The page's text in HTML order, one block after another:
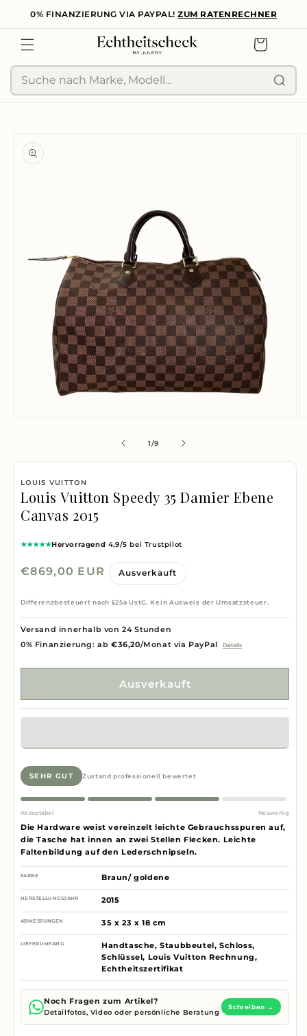
zum
0% FINANZIERUNG VIA PAYPAL! ZUM RATENRECHNER
Warenkorb
Suche
öffnen
1/von
9
LOUIS VUITTON
Louis Vuitton Speedy 35 Damier Ebene
Canvas 2015
★★★★★Hervorragend 4,9/5 bei Trustpilot
Normaler
€869,00 EUR Ausverkauft
Differenzbesteuert nach §25a UstG. Kein Ausweis der Umsatzsteuer.
Versand innerhalb von 24 Stunden
0% Finanzierung: ab €36,20/Monat via PayPal Details
Ausverkauft
SEHR GUT Zustand professionell bewertet
Akzeptabel Neuwertig
Die Hardware weist vereinzelt leichte Gebrauchsspuren auf,
die Tasche hat innen an zwei Stellen Flecken. Leichte
Faltenbildung auf den Lederschnipseln.
FARBE Braun/ goldene
HERSTELLUNGSJAHR 2015
ABMESSUNGEN 35 x 23 x 18 cm
LIEFERUMFANG
Handtasche, Staubbeutel, Schloss,
Schlüssel, Louis Vuitton Rechnung,
Echtheitszertifikat
Noch Fragen zum Artikel?
Detailfotos, Video oder persönliche Beratung
Schreiben →